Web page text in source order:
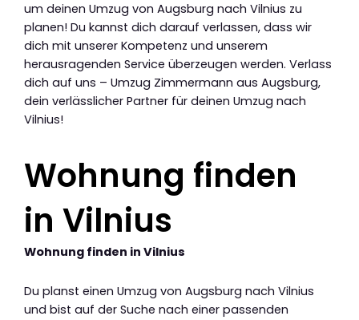
um deinen Umzug von Augsburg nach Vilnius zu
planen! Du kannst dich darauf verlassen, dass wir
dich mit unserer Kompetenz und unserem
herausragenden Service überzeugen werden. Verlass
dich auf uns – Umzug Zimmermann aus Augsburg,
dein verlässlicher Partner für deinen Umzug nach
Vilnius!
Wohnung finden
in Vilnius
Wohnung finden in Vilnius
Du planst einen Umzug von Augsburg nach Vilnius
und bist auf der Suche nach einer passenden